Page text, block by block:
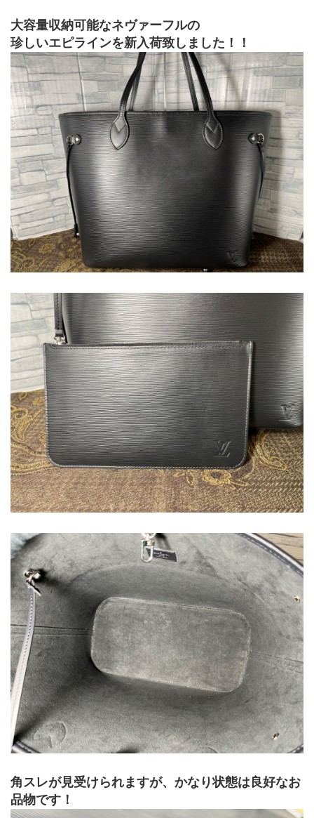
大容量収納可能なネヴァーフルの
珍しいエピラインを新入荷致しました！！
角スレが見受けられますが、かなり状態は良好なお
品物です！